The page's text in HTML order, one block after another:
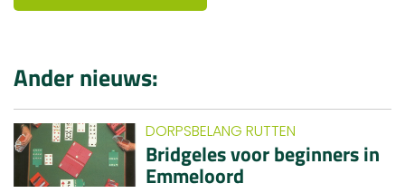
Ander nieuws:
DORPSBELANG RUTTEN
Bridgeles voor beginners in
Emmeloord